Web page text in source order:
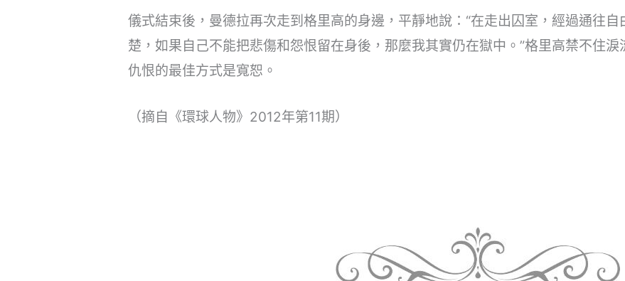
儀式結束後，曼德拉再次走到格里高的身邊，平靜地說：“在走出囚室，經過通往
楚，如果自己不能把悲傷和怨恨留在身後，那麼我其實仍在獄中。”格里高禁不住淚
仇恨的最佳方式是寬恕。
（摘自《環球人物》2012年第11期）